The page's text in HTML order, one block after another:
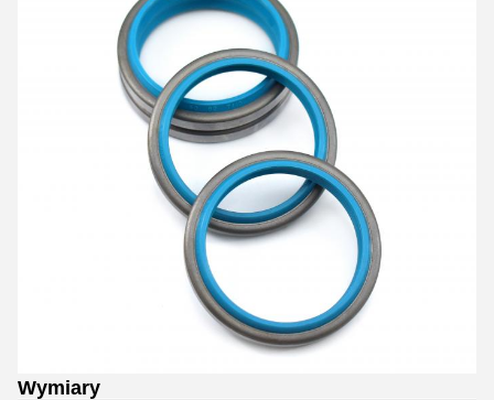
Wymiary